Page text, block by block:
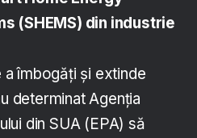
(SHEMS) din industrie
a îmbogăți și extinde
determinat Agenția
din SUA (EPA) să